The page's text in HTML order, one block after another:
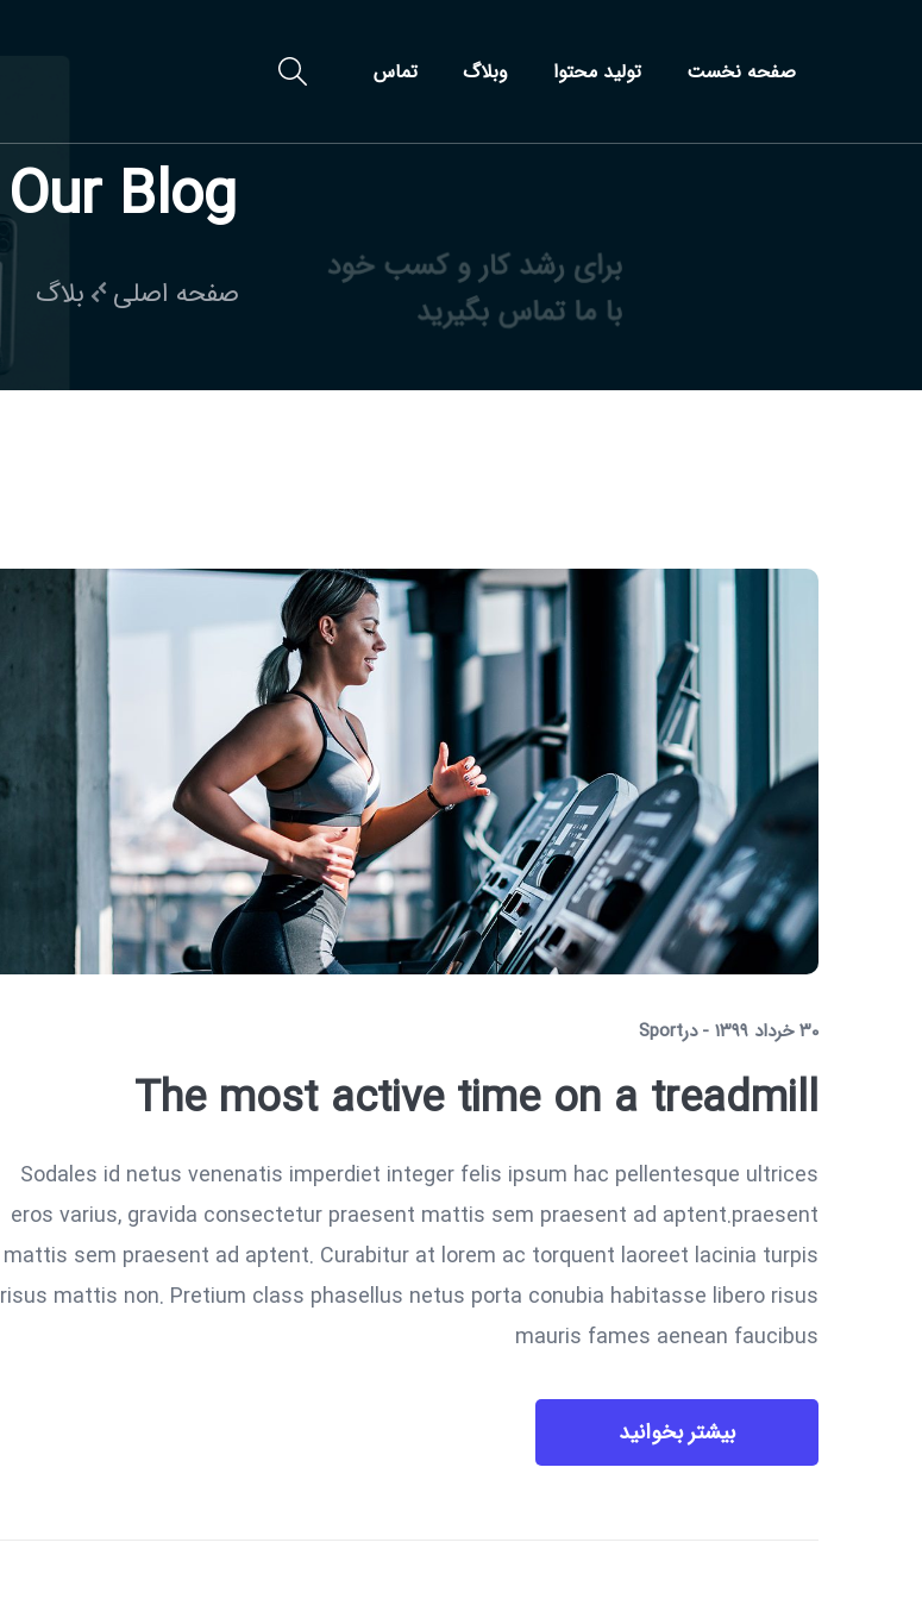
صفحه نخست تولید محتوا وبلاگ تماس
Our Blog
صفحه اصلی بلاگ
۳۰ خرداد ۱۳۹۹ درSport
The most active time on a treadmill
Sodales id netus venenatis imperdiet integer felis ipsum hac pellentesque ultrices
eros varius, gravida consectetur praesent mattis sem praesent ad aptent.praesent
mattis sem praesent ad aptent. Curabitur at lorem ac torquent laoreet lacinia turpis
risus mattis non. Pretium class phasellus netus porta conubia habitasse libero risus
mauris fames aenean faucibus
بیشتر بخوانید